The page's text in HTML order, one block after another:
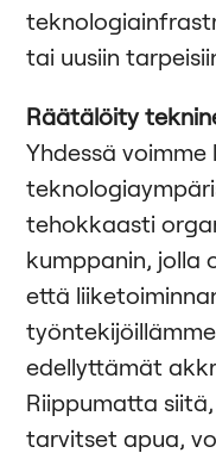
tai uusiin
Räätälöity
Yhdessä
tehokkaasti
kumppanin, jolla
että
edellyttämät
Riippumatta
tarvitset apua,